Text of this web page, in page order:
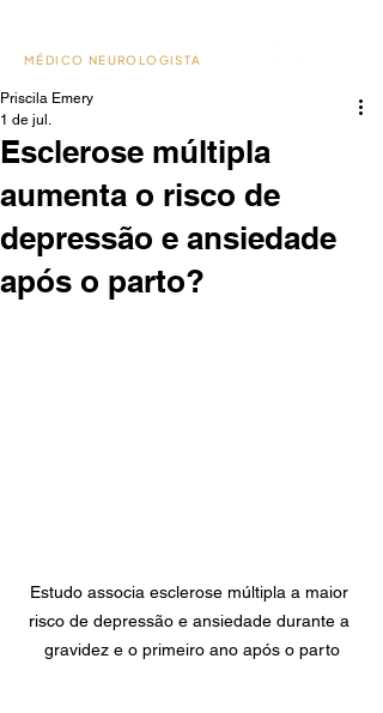
MÉDICO NEUROLOGISTA
Esclerose múltipla
aumenta o risco de
depressão e ansiedade
após o parto?
Priscila Emery
1 de jul.
Estudo associa esclerose múltipla a maior
risco de depressão e ansiedade durante a
gravidez e o primeiro ano após o parto